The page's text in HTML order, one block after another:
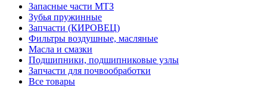
Запасные части МТЗ
Зубья пружинные
Запчасти (КИРОВЕЦ)
Фильтры воздушные, масляные
Масла и смазки
Подшипники, подшипниковые узлы
Запчасти для почвообработки
Все товары